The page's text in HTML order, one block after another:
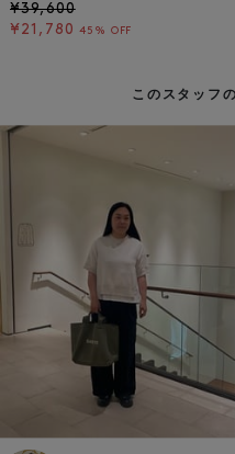
¥39,600
¥21,780 45% OFF
このスタッフ